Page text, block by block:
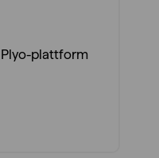
plattform